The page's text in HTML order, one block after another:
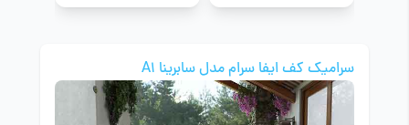
سرامیک کف ایفا سرام مدل سابرینا A1